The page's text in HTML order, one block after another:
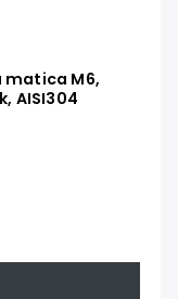
M6,
AISI304